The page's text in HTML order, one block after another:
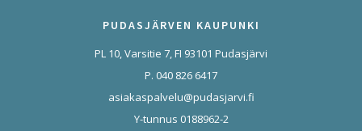
PUDASJÄRVEN KAUPUNKI
PL 10, Varsitie 7, FI 93101 Pudasjärvi
P. 040 826 6417
asiakaspalvelu@pudasjarvi.fi
Y-tunnus 0188962-2